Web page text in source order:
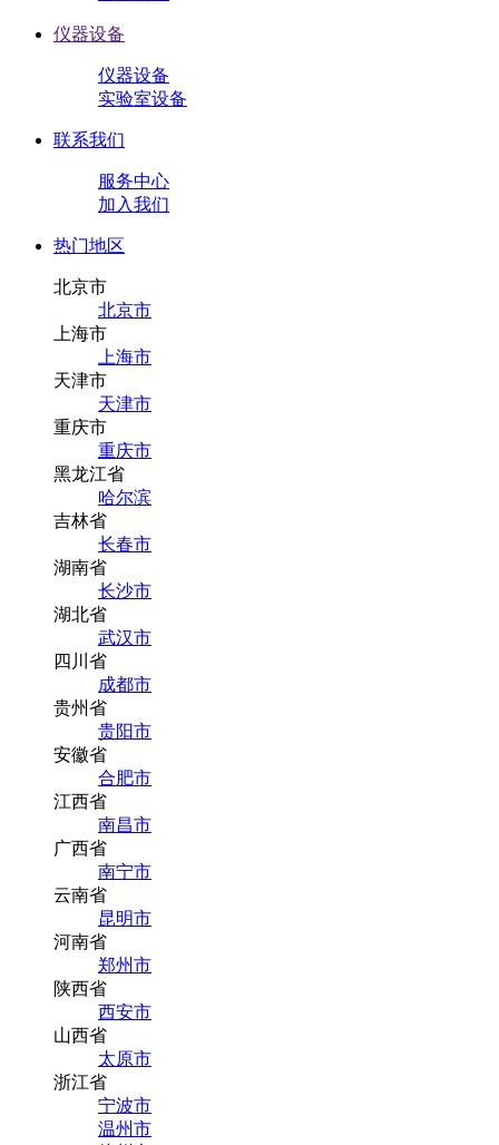
仪器设备
仪器设备
实验室设备
联系我们
服务中心
加入我们
热门地区
北京市
北京市
上海市
上海市
天津市
天津市
重庆市
重庆市
黑龙江省
哈尔滨
吉林省
长春市
湖南省
长沙市
湖北省
武汉市
四川省
成都市
贵州省
贵阳市
安徽省
合肥市
江西省
南昌市
广西省
南宁市
云南省
昆明市
河南省
郑州市
陕西省
西安市
山西省
太原市
浙江省
宁波市
温州市